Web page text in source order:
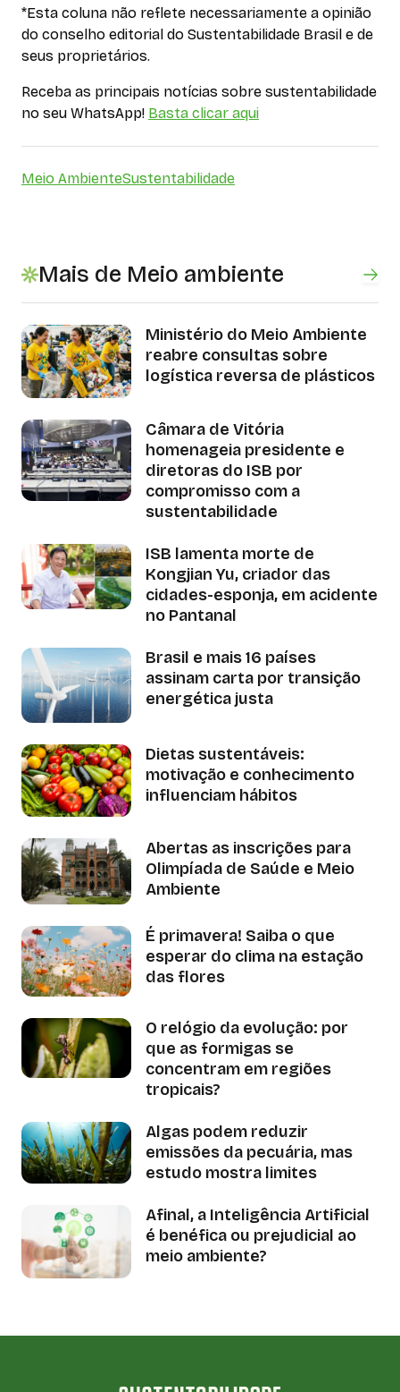
*Esta coluna não reflete necessariamente a opinião
do conselho editorial do Sustentabilidade Brasil e de
seus proprietários.
Receba as principais notícias sobre sustentabilidade
no seu WhatsApp! Basta clicar aqui
Meio AmbienteSustentabilidade
Mais de Meio ambiente
Ministério do Meio Ambiente
reabre consultas sobre
logística reversa de plásticos
Câmara de Vitória
homenageia presidente e
diretoras do ISB por
compromisso com a
sustentabilidade
ISB lamenta morte de
Kongjian Yu, criador das
cidades-esponja, em acidente
no Pantanal
Brasil e mais 16 países
assinam carta por transição
energética justa
Dietas sustentáveis:
motivação e conhecimento
influenciam hábitos
Abertas as inscrições para
Olimpíada de Saúde e Meio
Ambiente
É primavera! Saiba o que
esperar do clima na estação
das flores
O relógio da evolução: por
que as formigas se
concentram em regiões
tropicais?
Algas podem reduzir
emissões da pecuária, mas
estudo mostra limites
Afinal, a Inteligência Artificial
é benéfica ou prejudicial ao
meio ambiente?